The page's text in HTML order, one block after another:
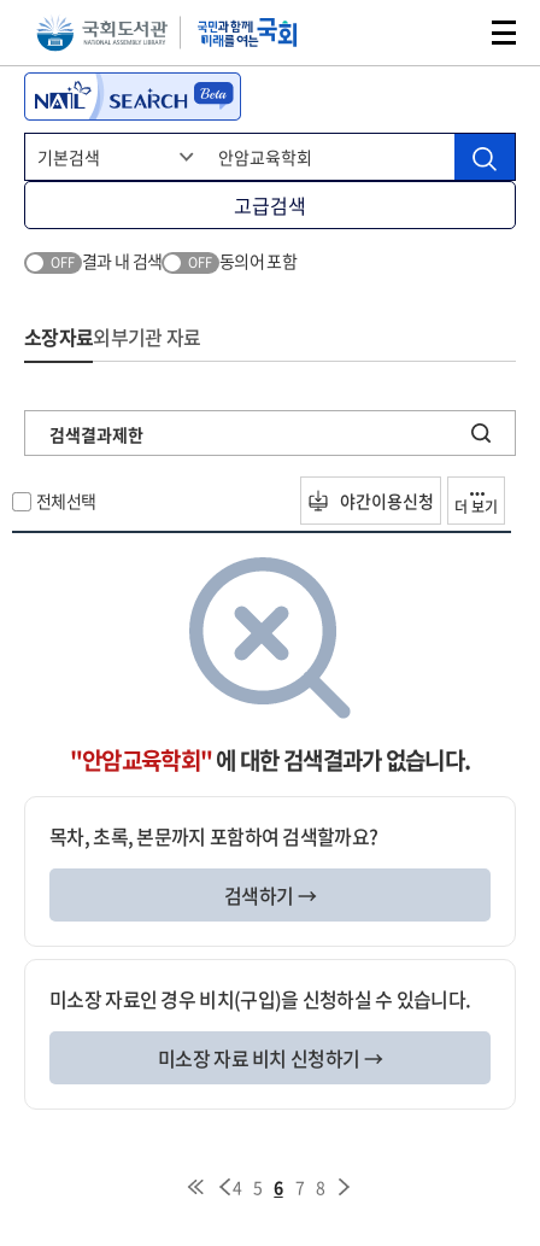
본문 바로가기주메뉴 바로가기
고급검색
OFF 결과 내 검색 OFF 동의어 포함
소장자료외부기관 자료
검색결과제한
전체선택 야간이용신청 더 보기
"안암교육학회"에 대한 검색결과가 없습니다.
목차, 초록, 본문까지 포함하여 검색할까요?
검색하기 →
미소장 자료인 경우 비치(구입)을 신청하실 수 있습니다.
미소장 자료 비치 신청하기 →
4 5 6 7 8